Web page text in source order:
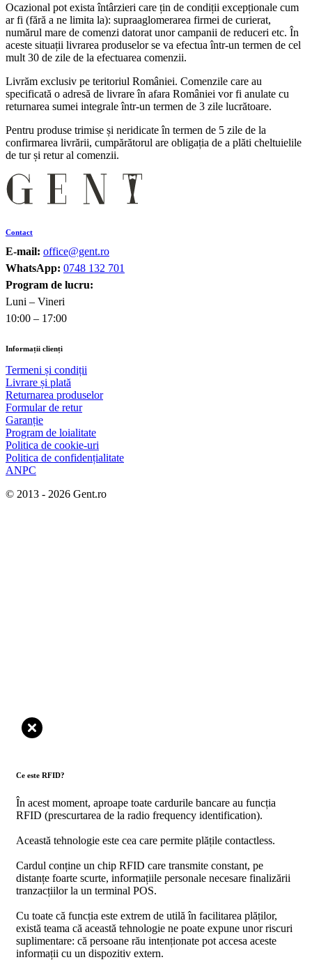
Ocazional pot exista întârzieri care țin de condiții excepționale cum
ar fi (fără a ne limita la): supraaglomerarea firmei de curierat,
numărul mare de comenzi datorat unor campanii de reduceri etc. În
aceste situații livrarea produselor se va efectua într-un termen de cel
mult 30 de zile de la efectuarea comenzii.
Livrăm exclusiv pe teritoriul României. Comenzile care au
specificată o adresă de livrare în afara României vor fi anulate cu
returnarea sumei integrale într-un termen de 3 zile lucrătoare.
Pentru produse trimise și neridicate în termen de 5 zile de la
confirmarea livrării, cumpărătorul are obligația de a plăti cheltuielile
de tur și retur al comenzii.
Contact
E-mail: office@gent.ro
WhatsApp: 0748 132 701
Program de lucru:
Luni – Vineri
10:00 – 17:00
Informații clienți
Termeni și condiții
Livrare și plată
Returnarea produselor
Formular de retur
Garanție
Program de loialitate
Politica de cookie-uri
Politica de confidențialitate
ANPC
© 2013 - 2026 Gent.ro
Ce este RFID?
În acest moment, aproape toate cardurile bancare au funcția
RFID (prescurtarea de la radio frequency identification).
Această tehnologie este cea care permite plățile contactless.
Cardul conține un chip RFID care transmite constant, pe
distanțe foarte scurte, informațiile personale necesare finalizării
tranzacțiilor la un terminal POS.
Cu toate că funcția este extrem de utilă în facilitarea plăților,
există teama că această tehnologie ne poate expune unor riscuri
suplimentare: că persoane rău intenționate pot accesa aceste
informații cu un dispozitiv extern.